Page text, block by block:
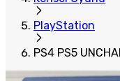
PlayStation
PS4 PS5